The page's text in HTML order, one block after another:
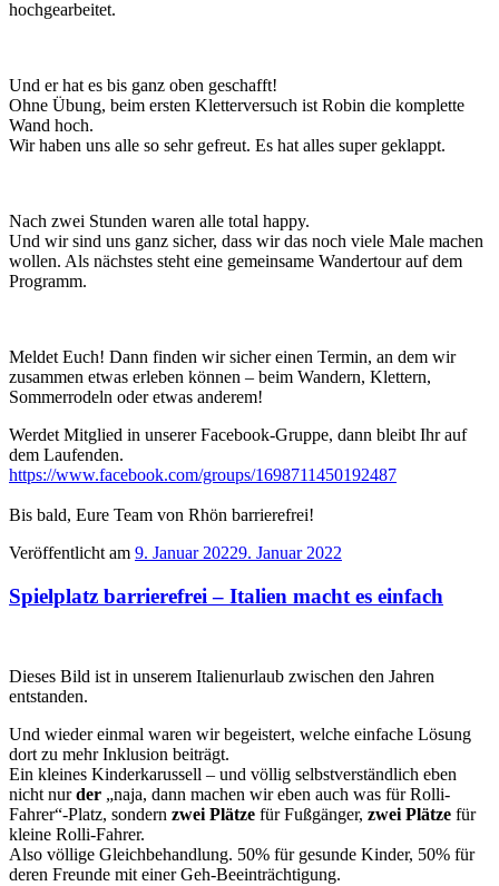
hochgearbeitet.
Und er hat es bis ganz oben geschafft!
Ohne Übung, beim ersten Kletterversuch ist Robin die komplette
Wand hoch.
Wir haben uns alle so sehr gefreut. Es hat alles super geklappt.
Nach zwei Stunden waren alle total happy.
Und wir sind uns ganz sicher, dass wir das noch viele Male machen
wollen. Als nächstes steht eine gemeinsame Wandertour auf dem
Programm.
Meldet Euch! Dann finden wir sicher einen Termin, an dem wir
zusammen etwas erleben können – beim Wandern, Klettern,
Sommerrodeln oder etwas anderem!
Werdet Mitglied in unserer Facebook-Gruppe, dann bleibt Ihr auf
dem Laufenden.
https://www.facebook.com/groups/1698711450192487
Bis bald, Eure Team von Rhön barrierefrei!
Veröffentlicht am 9. Januar 20229. Januar 2022
Spielplatz barrierefrei – Italien macht es einfach
Dieses Bild ist in unserem Italienurlaub zwischen den Jahren
entstanden.
Und wieder einmal waren wir begeistert, welche einfache Lösung
dort zu mehr Inklusion beiträgt.
Ein kleines Kinderkarussell – und völlig selbstverständlich eben
nicht nurder „naja, dann machen wir eben auch was für Rolli-
Fahrer“-Platz, sondern zwei Plätze für Fußgänger, zwei Plätze für
kleine Rolli-Fahrer.
Also völlige Gleichbehandlung. 50% für gesunde Kinder, 50% für
deren Freunde mit einer Geh-Beeinträchtigung.